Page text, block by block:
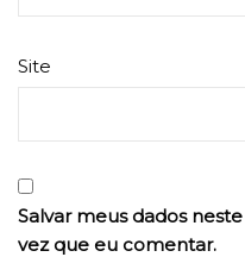
Site
Salvar meus dados
vez que eu comentar.